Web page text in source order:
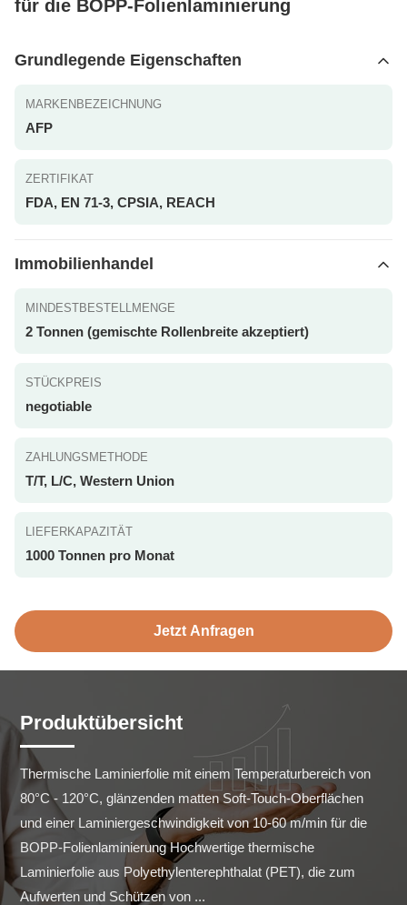
für die BOPP-Folienlaminierung
Grundlegende Eigenschaften
MARKENBEZEICHNUNG
AFP
ZERTIFIKAT
FDA, EN 71-3, CPSIA, REACH
Immobilienhandel
MINDESTBESTELLMENGE
2 Tonnen (gemischte Rollenbreite akzeptiert)
STÜCKPREIS
negotiable
ZAHLUNGSMETHODE
T/T, L/C, Western Union
LIEFERKAPAZITÄT
1000 Tonnen pro Monat
Jetzt Anfragen
Produktübersicht
Thermische Laminierfolie mit einem Temperaturbereich von
80°C - 120°C, glänzenden matten Soft-Touch-Oberflächen
und einer Laminiergeschwindigkeit von 10-60 m/min für die
BOPP-Folienlaminierung Hochwertige thermische
Laminierfolie aus Polyethylenterephthalat (PET), die zum
Aufwerten und Schützen von ...